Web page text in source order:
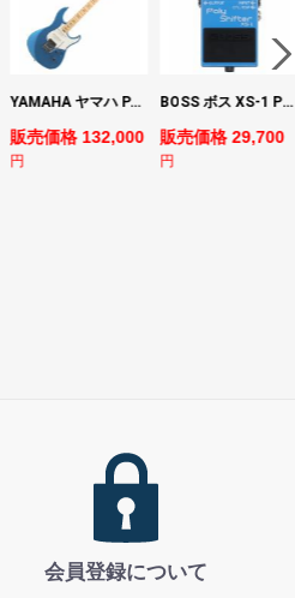
YAMAHA ヤマハ PACS+12M SB Pacifica Standard Plus パシフィカスタンダードプラス エレキギター
販売価格 132,000
円
BOSS ボス XS-1 Poly Shifter ギターエフェクター ピッチシフター
販売価格 29,700
円
会員登録について